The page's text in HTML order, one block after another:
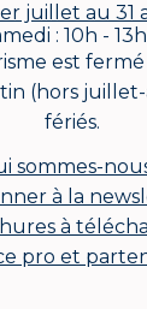
juillet au 31
: 10h -
est
(hors
fériés.
sommes-
à la
à
pro et